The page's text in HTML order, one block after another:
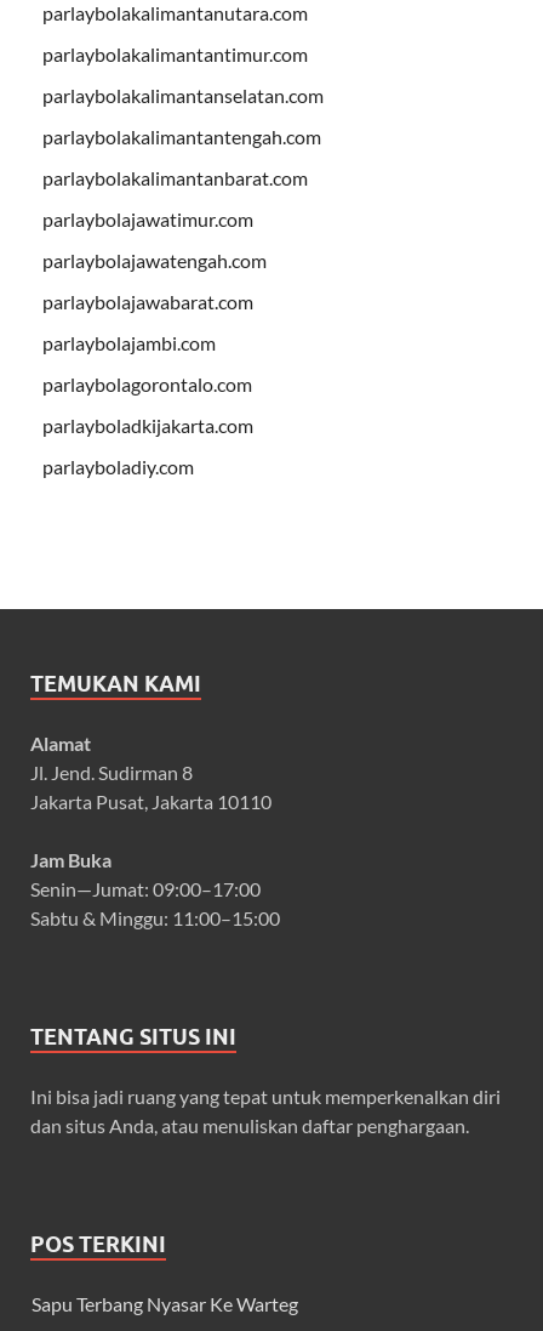
parlaybolakalimantanutara.com
parlaybolakalimantantimur.com
parlaybolakalimantanselatan.com
parlaybolakalimantantengah.com
parlaybolakalimantanbarat.com
parlaybolajawatimur.com
parlaybolajawatengah.com
parlaybolajawabarat.com
parlaybolajambi.com
parlaybolagorontalo.com
parlayboladkijakarta.com
parlayboladiy.com
TEMUKAN KAMI
Alamat
Jl. Jend. Sudirman 8
Jakarta Pusat, Jakarta 10110
Jam Buka
Senin—Jumat: 09:00–17:00
Sabtu & Minggu: 11:00–15:00
TENTANG SITUS INI
Ini bisa jadi ruang yang tepat untuk memperkenalkan diri
dan situs Anda, atau menuliskan daftar penghargaan.
POS TERKINI
Sapu Terbang Nyasar Ke Warteg